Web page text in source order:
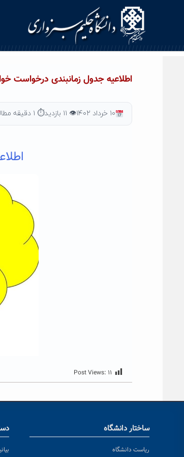
اطلاعیه جدول زمانبندی درخواست
۱۰ خرداد ۱۴۰۲ 👁 ۱۱ بازدید ⏱ ۱ دقیقه مطالعه
Post Views: ۱۱
ساختار دانشگاه
ریاست دانشگاه